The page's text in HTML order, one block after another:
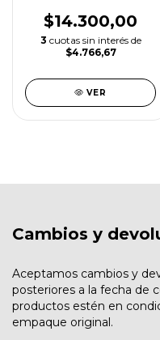
$14.300,00
3 cuotas sin interés de
$4.766,67
VER
Cambios y
Aceptamos cambios y
posteriores a la fecha de
productos estén en
empaque original.